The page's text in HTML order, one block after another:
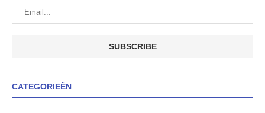
CATEGORIEËN